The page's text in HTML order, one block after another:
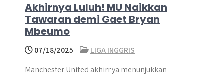
Akhirnya Luluh! MU Naikkan
Tawaran demi Gaet Bryan
Mbeumo
07/18/2025
LIGA INGGRIS
Manchester United akhirnya menunjukkan